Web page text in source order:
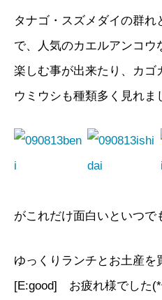
タナゴ・スズメダイの群れ
で、人気のカエルアンコウ
楽しむ事が出来たり、カゴ
ウミウシも種類多く見れま
がこれだけ面白いといつで
ゆっくりランチとお土産を
[E:good] お疲れ様でした